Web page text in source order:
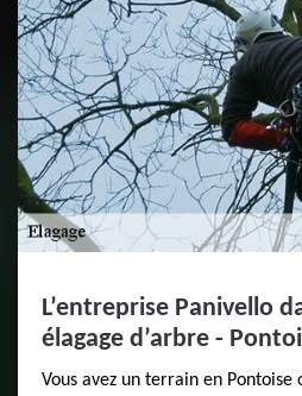
L’entreprise Panivello
élagage d’arbre -
Vous avez un terrain en Pontoise